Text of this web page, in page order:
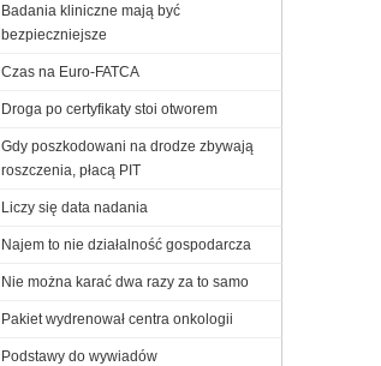
Badania kliniczne mają być
bezpieczniejsze
Czas na Euro-FATCA
Droga po certyfikaty stoi otworem
Gdy poszkodowani na drodze zbywają
roszczenia, płacą PIT
Liczy się data nadania
Najem to nie działalność gospodarcza
Nie można karać dwa razy za to samo
Pakiet wydrenował centra onkologii
Podstawy do wywiadów